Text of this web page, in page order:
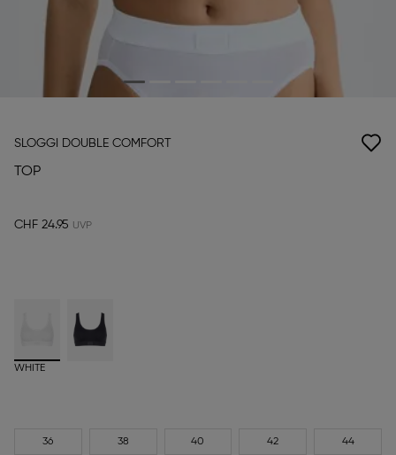
SLOGGI DOUBLE COMFORT
TOP
CHF 24.95
WHITE
36 38 40 42 44